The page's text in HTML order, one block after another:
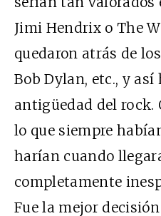
Jimi Hendrix o The
quedaron atrás de
Bob Dylan, etc., y
antigüedad del rock.
lo que siempre
harían cuando
completamente
Fue la mejor